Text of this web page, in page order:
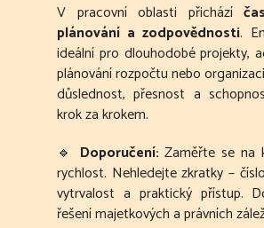
V pracovní oblasti přichází
plánování a zodpovědnosti.
ideální pro dlouhodobé projekty,
plánování rozpočtu nebo
důslednost, přesnost a
krok za krokem.
🔹 Doporučení: Zaměřte se na
rychlost. Nehledejte zkratky –
vytrvalost a praktický přístup.
řešení majetkových a právních